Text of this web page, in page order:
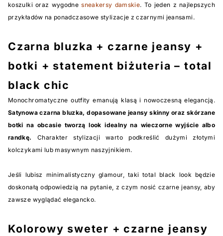
koszulki oraz wygodnesneakersy damskie. To jeden z najlepszych
przykładów na ponadczasowe stylizacje z czarnymi jeansami.
Czarna bluzka + czarne jeansy +
botki + statement biżuteria – total
black chic
Monochromatyczne outfity emanują klasą i nowoczesną elegancją.
Satynowa czarna bluzka, dopasowane jeansy skinny oraz skórzane
botki na obcasie tworzą look idealny na wieczorne wyjście albo
randkę.
Charakter stylizacji warto podkreślić dużymi złotymi
kolczykami lub masywnym naszyjnikiem.
Jeśli lubisz minimalistyczny glamour, taki total black look będzie
doskonałą odpowiedzią na pytanie, z czym nosić czarne jeansy, aby
zawsze wyglądać elegancko.
Kolorowy sweter + czarne jeansy